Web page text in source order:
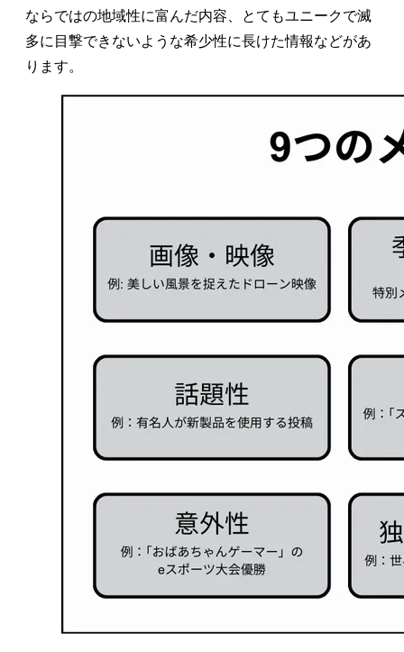
ならではの地域性に富んだ内容、とてもユニークで滅
多に目撃できないような希少性に長けた情報などがあ
ります。